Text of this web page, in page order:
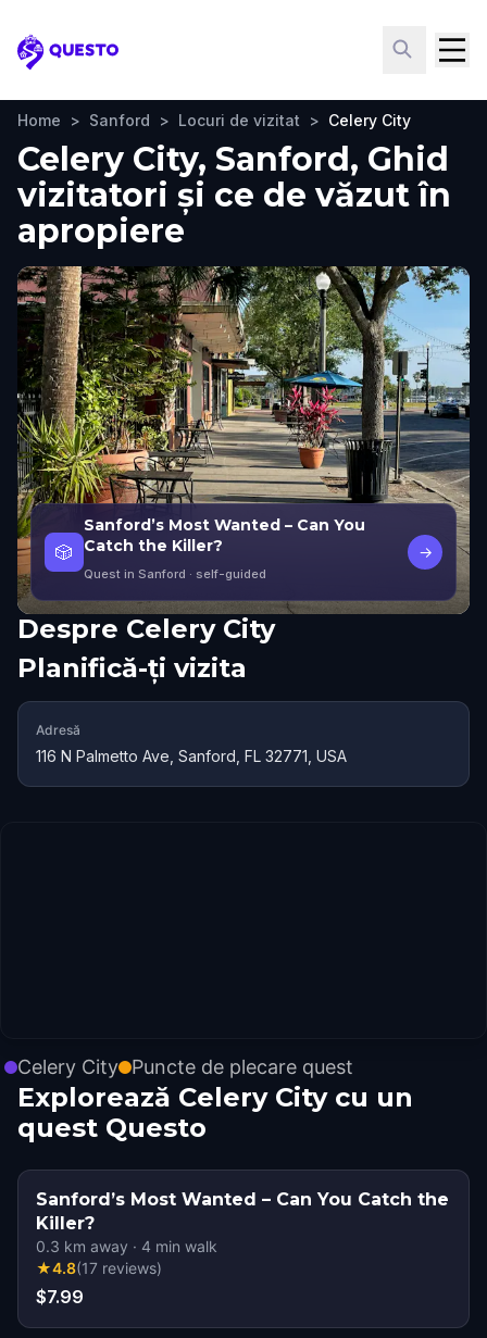
Questo
Home > Sanford > Locuri de vizitat > Celery City
Celery City, Sanford, Ghid
vizitatori și ce de văzut în
apropiere
🎲
Sanford’s Most Wanted – Can You
Catch the Killer?
Quest in Sanford · self-guided
→
Despre Celery City
Planifică-ți vizita
Adresă
116 N Palmetto Ave, Sanford, FL 32771, USA
Celery City Puncte de plecare quest
Explorează Celery City cu un
quest Questo
Sanford’s Most Wanted – Can You Catch the
Killer?
0.3 km away · 4 min walk
★4.8(17 reviews)
$7.99